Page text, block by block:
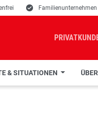
E
& SITUATIONEN